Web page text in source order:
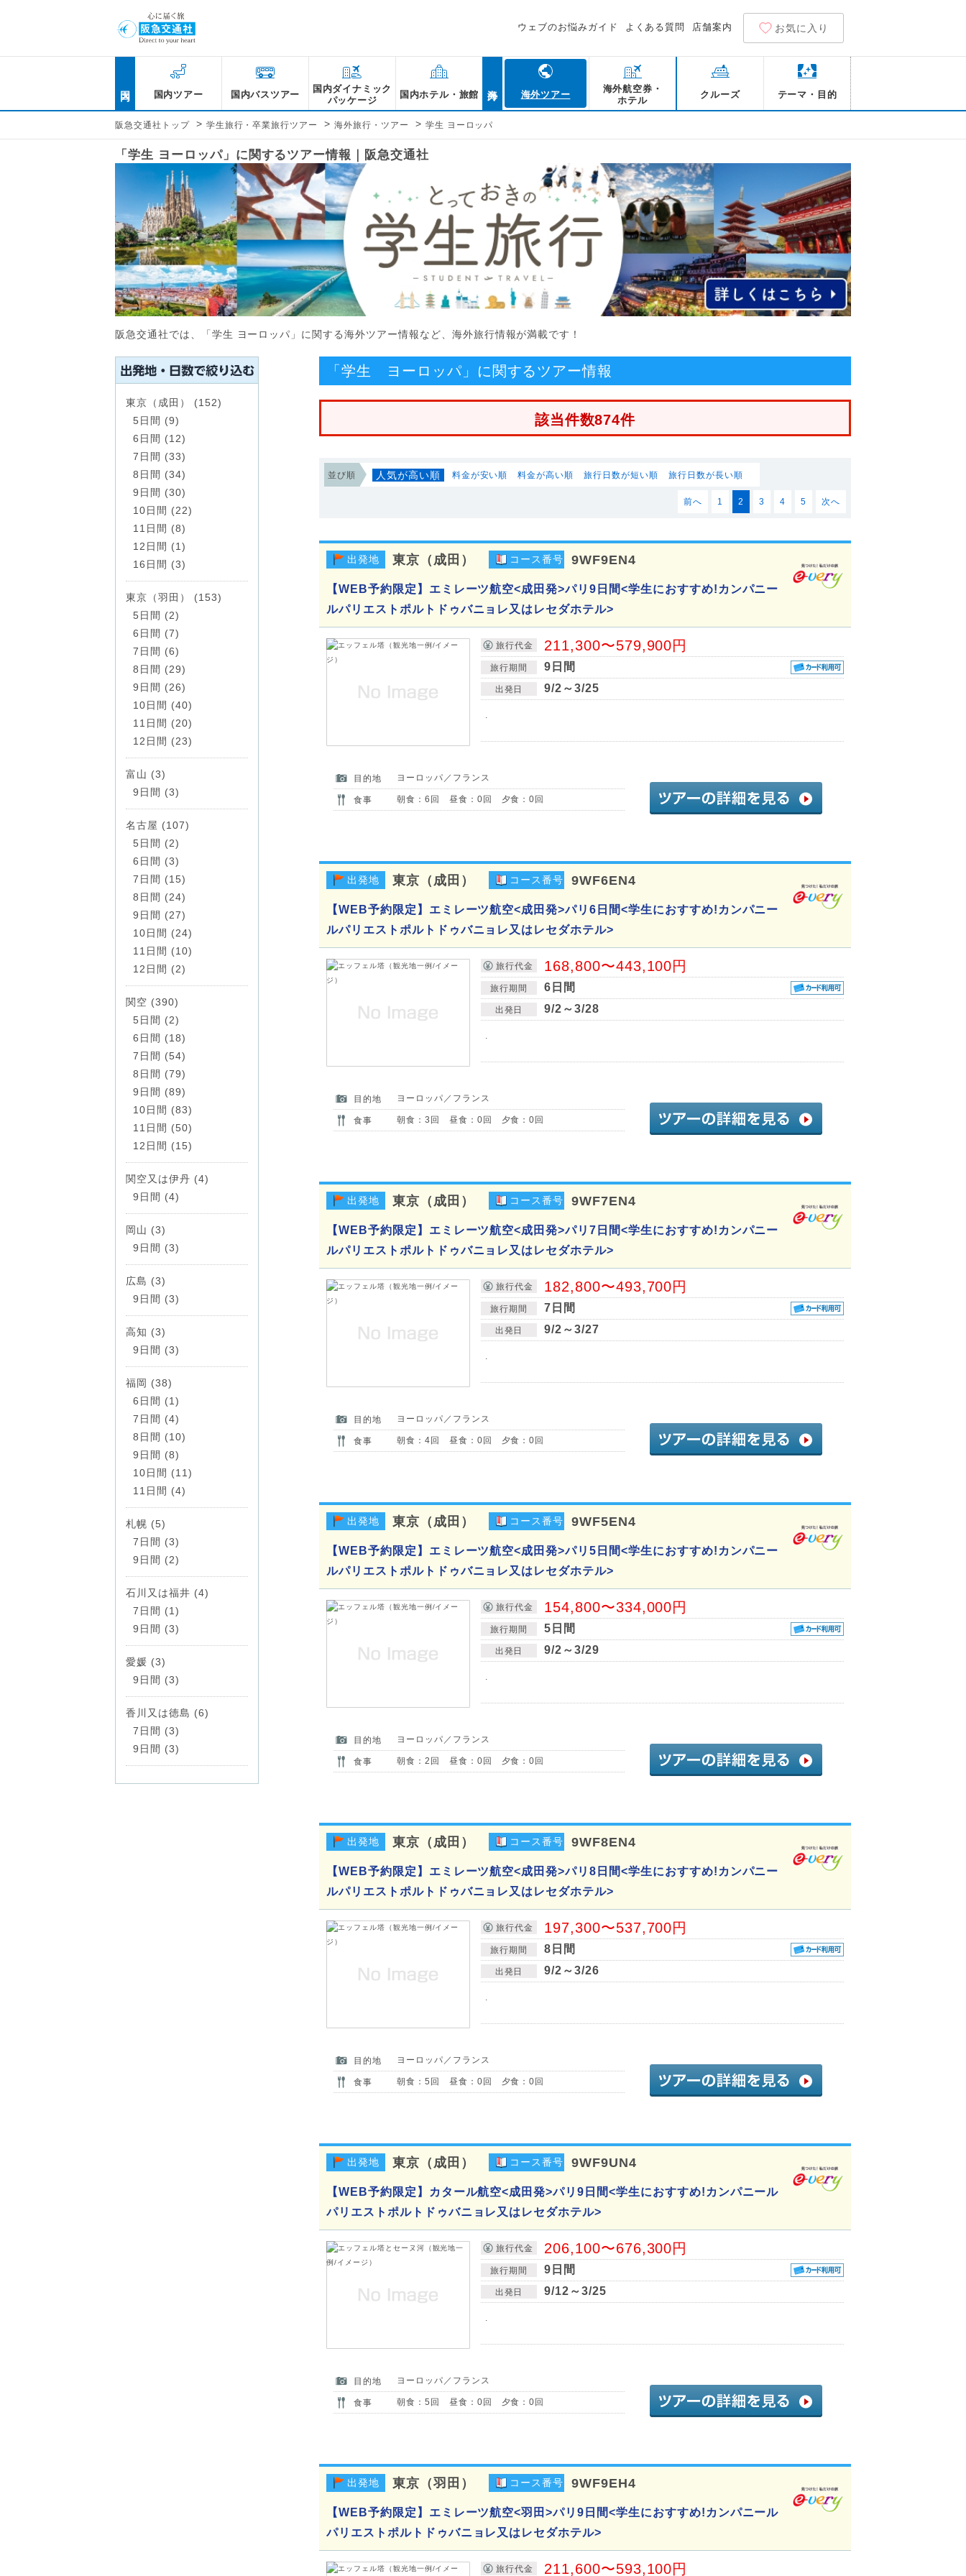
ウェブのお悩みガイド よくある質問 店舗案内 お気に入り
国内ツアー 国内バスツアー
国内ダイナミック
パッケージ
国内ホテル・旅館 海外ツアー
海外航空券・
ホテル
クルーズ テーマ・目的
阪急交通社トップ > 学生旅行・卒業旅行ツアー > 海外旅行・ツアー > 学生 ヨーロッパ
「学生 ヨーロッパ」に関するツアー情報｜阪急交通社
阪急交通社では、「学生 ヨーロッパ」に関する海外ツアー情報など、海外旅行情報が満載です！
「学生 ヨーロッパ」に関するツアー情報
該当件数874件
並び順 人気が高い順 料金が安い順 料金が高い順 旅行日数が短い順 旅行日数が長い順
前へ 1 2 3 4 5 次へ
出発地 東京（成田） コース番号 9WF9EN4
【WEB予約限定】エミレーツ航空<成田発>パリ9日間<学生におすすめ!カンパニー
ルパリエストポルトドゥバニョレ又はレセダホテル>
旅行代金 211,300〜579,900円
旅行期間 9日間
出発日 9/2～3/25
.
目的地 ヨーロッパ／フランス
食事 朝食：6回 昼食：0回 夕食：0回
出発地 東京（成田） コース番号 9WF6EN4
【WEB予約限定】エミレーツ航空<成田発>パリ6日間<学生におすすめ!カンパニー
ルパリエストポルトドゥバニョレ又はレセダホテル>
旅行代金 168,800〜443,100円
旅行期間 6日間
出発日 9/2～3/28
.
目的地 ヨーロッパ／フランス
食事 朝食：3回 昼食：0回 夕食：0回
出発地 東京（成田） コース番号 9WF7EN4
【WEB予約限定】エミレーツ航空<成田発>パリ7日間<学生におすすめ!カンパニー
ルパリエストポルトドゥバニョレ又はレセダホテル>
旅行代金 182,800〜493,700円
旅行期間 7日間
出発日 9/2～3/27
.
目的地 ヨーロッパ／フランス
食事 朝食：4回 昼食：0回 夕食：0回
出発地 東京（成田） コース番号 9WF5EN4
【WEB予約限定】エミレーツ航空<成田発>パリ5日間<学生におすすめ!カンパニー
ルパリエストポルトドゥバニョレ又はレセダホテル>
旅行代金 154,800〜334,000円
旅行期間 5日間
出発日 9/2～3/29
.
目的地 ヨーロッパ／フランス
食事 朝食：2回 昼食：0回 夕食：0回
出発地 東京（成田） コース番号 9WF8EN4
【WEB予約限定】エミレーツ航空<成田発>パリ8日間<学生におすすめ!カンパニー
ルパリエストポルトドゥバニョレ又はレセダホテル>
旅行代金 197,300〜537,700円
旅行期間 8日間
出発日 9/2～3/26
.
目的地 ヨーロッパ／フランス
食事 朝食：5回 昼食：0回 夕食：0回
出発地 東京（成田） コース番号 9WF9UN4
【WEB予約限定】カタール航空<成田発>パリ9日間<学生におすすめ!カンパニール
パリエストポルトドゥバニョレ又はレセダホテル>
旅行代金 206,100〜676,300円
旅行期間 9日間
出発日 9/12～3/25
.
目的地 ヨーロッパ／フランス
食事 朝食：5回 昼食：0回 夕食：0回
出発地 東京（羽田） コース番号 9WF9EH4
【WEB予約限定】エミレーツ航空<羽田>パリ9日間<学生におすすめ!カンパニール
パリエストポルトドゥバニョレ又はレセダホテル>
旅行代金 211,600〜593,100円
東京（成田） (152)
5日間 (9)
6日間 (12)
7日間 (33)
8日間 (34)
9日間 (30)
10日間 (22)
11日間 (8)
12日間 (1)
16日間 (3)
東京（羽田） (153)
5日間 (2)
6日間 (7)
7日間 (6)
8日間 (29)
9日間 (26)
10日間 (40)
11日間 (20)
12日間 (23)
富山 (3)
9日間 (3)
名古屋 (107)
5日間 (2)
6日間 (3)
7日間 (15)
8日間 (24)
9日間 (27)
10日間 (24)
11日間 (10)
12日間 (2)
関空 (390)
5日間 (2)
6日間 (18)
7日間 (54)
8日間 (79)
9日間 (89)
10日間 (83)
11日間 (50)
12日間 (15)
関空又は伊丹 (4)
9日間 (4)
岡山 (3)
9日間 (3)
広島 (3)
9日間 (3)
高知 (3)
9日間 (3)
福岡 (38)
6日間 (1)
7日間 (4)
8日間 (10)
9日間 (8)
10日間 (11)
11日間 (4)
札幌 (5)
7日間 (3)
9日間 (2)
石川又は福井 (4)
7日間 (1)
9日間 (3)
愛媛 (3)
9日間 (3)
香川又は徳島 (6)
7日間 (3)
9日間 (3)